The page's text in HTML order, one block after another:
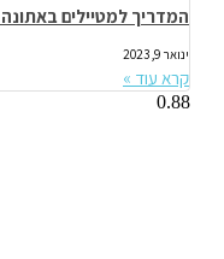
המדריך למטיילים
ינואר 9, 2023
קרא עוד »